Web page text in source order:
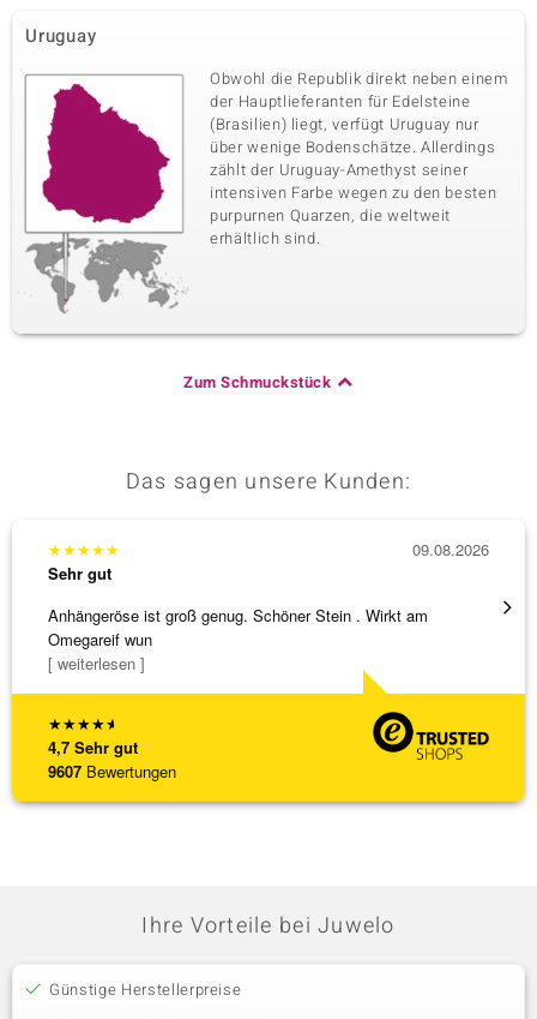
Uruguay
Obwohl die Republik direkt neben einem
der Hauptlieferanten für Edelsteine
(Brasilien) liegt, verfügt Uruguay nur
über wenige Bodenschätze. Allerdings
zählt der Uruguay-Amethyst seiner
intensiven Farbe wegen zu den besten
purpurnen Quarzen, die weltweit
erhältlich sind.
Zum Schmuckstück
Das sagen unsere Kunden:
★★★★★
4,7 Sehr gut
9607 Bewertungen
★★★★★
Sehr gut
Anhängeröse ist groß genug. Schöner Stein . Wirkt am
Omegareif wun
[ weiterlesen ]
09.08.2026
3 x
Ihre Vorteile bei Juwelo
Günstige Herstellerpreise